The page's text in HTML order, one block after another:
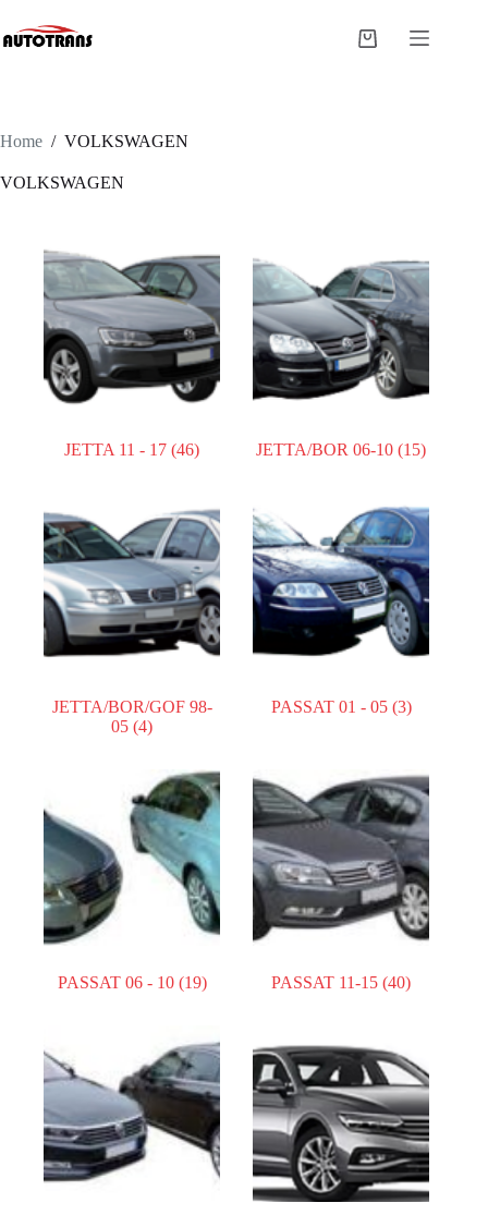
Home / VOLKSWAGEN
VOLKSWAGEN
JETTA 11 - 17(46) JETTA/BOR 06-10(15)
JETTA/BOR/GOF 98-
05(4)
PASSAT 01 - 05 (3)
PASSAT 06 - 10 (19) PASSAT 11-15(40)